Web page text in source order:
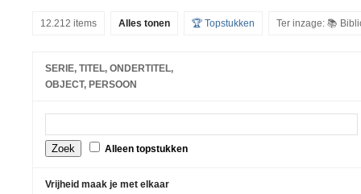
12.212 items Alles tonen 🏆 Topstukken Ter inzage: 📚
SERIE, TITEL, ONDERTITEL,
OBJECT, PERSOON
Alleen topstukken
Vrijheid maak je met elkaar